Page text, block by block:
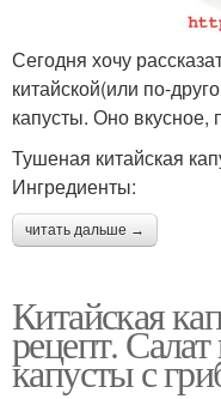
Сегодня хочу
китайской(или по-
капусты. Оно вкусное,
Тушеная китайская
Ингредиенты:
читать дальше →
Китайская
рецепт.
капусты с